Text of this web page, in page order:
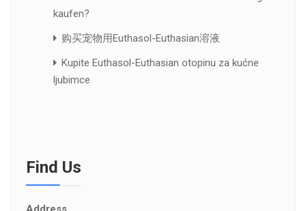
kaufen?
购买宠物用Euthasol-Euthasian溶液
Kupite Euthasol-Euthasian otopinu za kućne
ljubimce
Find Us